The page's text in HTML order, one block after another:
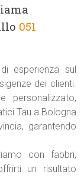
051
esperienza sul
dei clienti.
personalizzato,
Tau a Bologna
garantendo
con fabbri,
un risultato